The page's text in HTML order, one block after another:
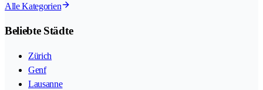
Alle Kategorien
Beliebte Städte
Zürich
Genf
Lausanne